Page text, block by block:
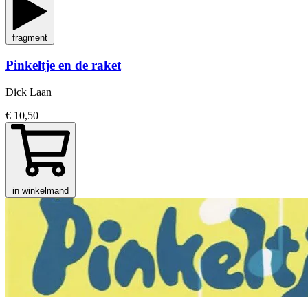
fragment
Pinkeltje en de raket
Dick Laan
€ 10,50
in winkelmand